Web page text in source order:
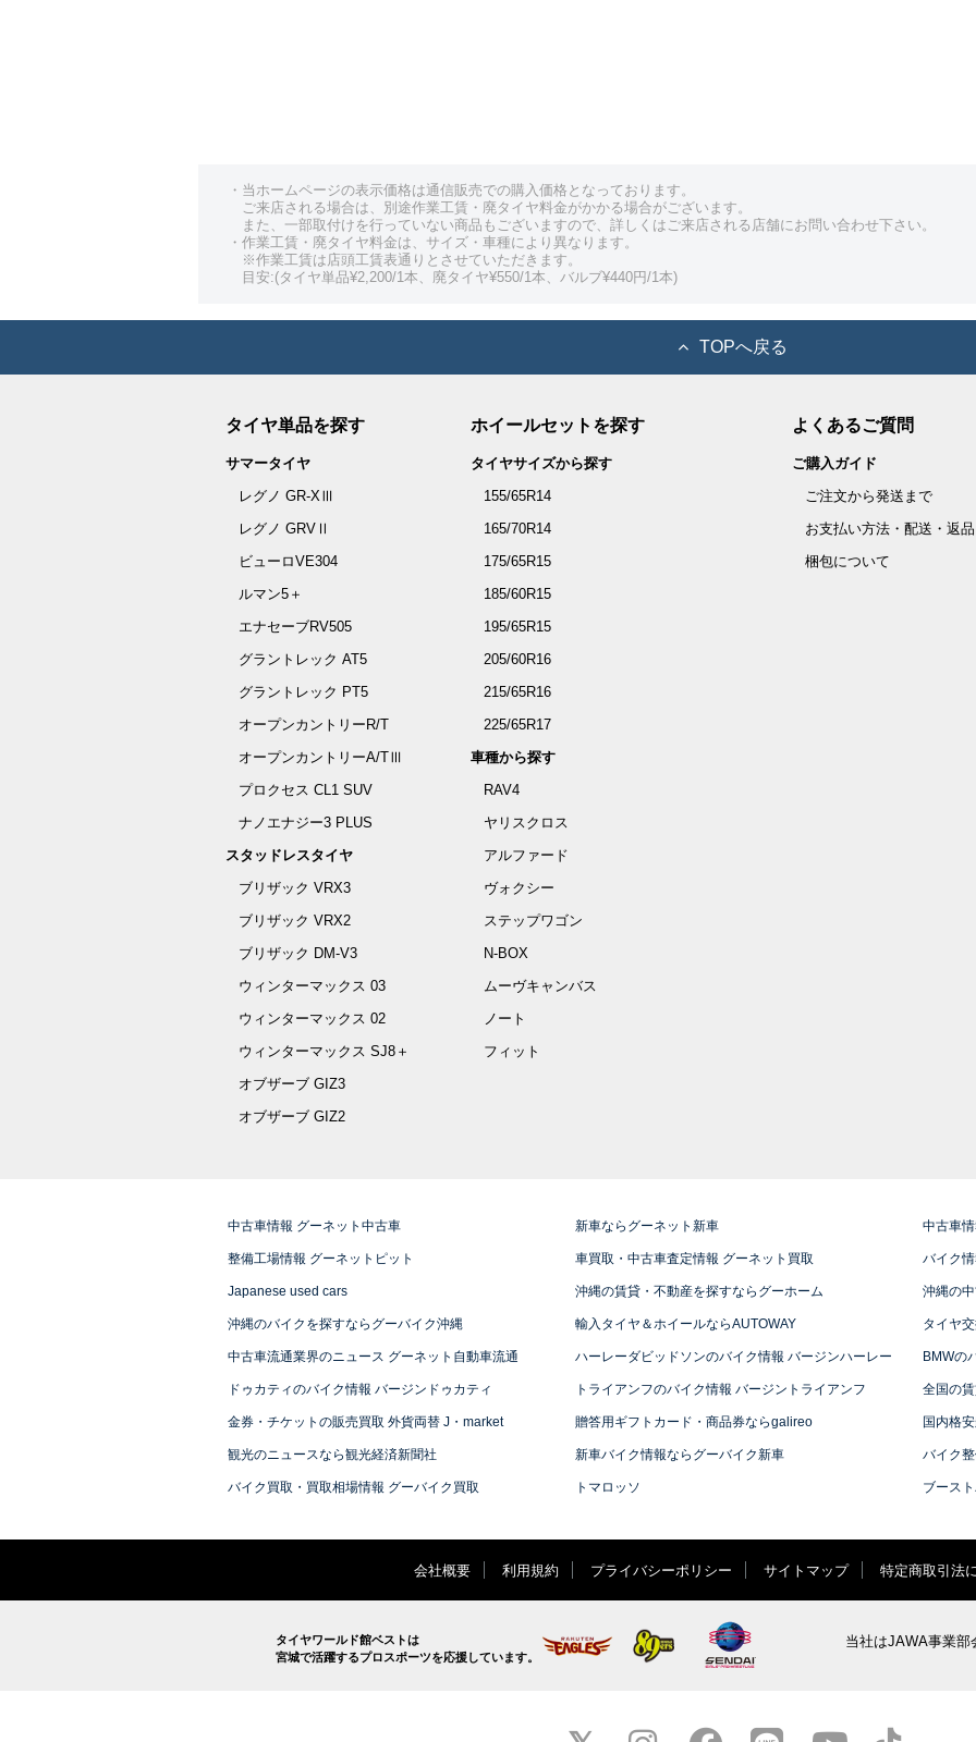
・当ホームページの表示価格は通信販売での購入価格となっております。
ご来店される場合は、別途作業工賃・廃タイヤ料金がかかる場合がございます。
また、一部取付けを行っていない商品もございますので、詳しくはご来店される店舗にお問い合わせ下さい。
・作業工賃・廃タイヤ料金は、サイズ・車種により異なります。
※作業工賃は店頭工賃表通りとさせていただきます。
目安:(タイヤ単品¥2,200/1本、廃タイヤ¥550/1本、バルブ¥440円/1本)
TOPへ戻る
タイヤ単品を探す
サマータイヤ
レグノ GR-XⅢ
レグノ GRVⅡ
ビューロVE304
ルマン5＋
エナセーブRV505
グラントレック AT5
グラントレック PT5
オープンカントリーR/T
オープンカントリーA/TⅢ
プロクセス CL1 SUV
ナノエナジー3 PLUS
スタッドレスタイヤ
ブリザック VRX3
ブリザック VRX2
ブリザック DM-V3
ウィンターマックス 03
ウィンターマックス 02
ウィンターマックス SJ8＋
オブザーブ GIZ3
オブザーブ GIZ2
ホイールセットを探す
タイヤサイズから探す
155/65R14
165/70R14
175/65R15
185/60R15
195/65R15
205/60R16
215/65R16
225/65R17
車種から探す
RAV4
ヤリスクロス
アルファード
ヴォクシー
ステップワゴン
N-BOX
ムーヴキャンバス
ノート
フィット
よくあるご質問
ご購入ガイド
ご注文から発送まで
お支払い方法・配送・返品
梱包について
中古車情報 グーネット中古車 新車ならグーネット新車 中古車
整備工場情報 グーネットピット 車買取・中古車査定情報 グーネット買取 バイク
Japanese used cars 沖縄の賃貸・不動産を探すならグーホーム 沖縄の
沖縄のバイクを探すならグーバイク沖縄 輸入タイヤ＆ホイールならAUTOWAY タイヤ
中古車流通業界のニュース グーネット自動車流通 ハーレーダビッドソンのバイク情報 バージンハーレー BMWの
ドゥカティのバイク情報 バージンドゥカティ トライアンフのバイク情報 バージントライアンフ 全国の
金券・チケットの販売買取 外貨両替 J・market 贈答用ギフトカード・商品券ならgalireo 国内格
観光のニュースなら観光経済新聞社 新車バイク情報ならグーバイク新車 バイク
バイク買取・買取相場情報 グーバイク買取 トマロッソ ブース
会社概要 利用規約 プライバシーポリシー サイトマップ 特定商取引法
タイヤワールド館ベストは
宮城で活躍するプロスポーツを応援しています。
当社はJAWA事業部